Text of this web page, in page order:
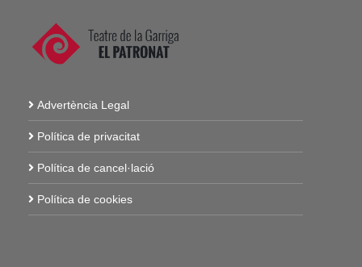
Advertència Legal
Política de privacitat
Política de cancel·lació
Política de cookies